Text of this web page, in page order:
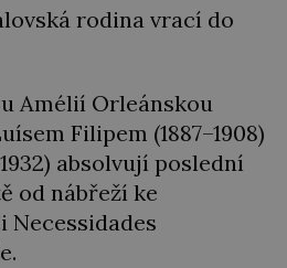
rodina vrací do
Amélií Orleánskou
Filipem (1887–1908)
absolvují poslední
od nábřeží ke
Necessidades